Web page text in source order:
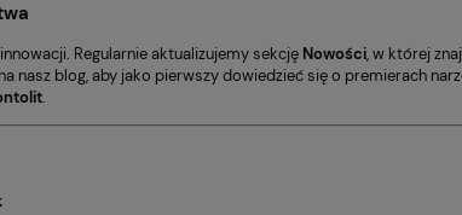
Regularnie aktualizujemy sekcję Nowości, w której
nasz blog, aby jako pierwszy dowiedzieć się o premierach
.